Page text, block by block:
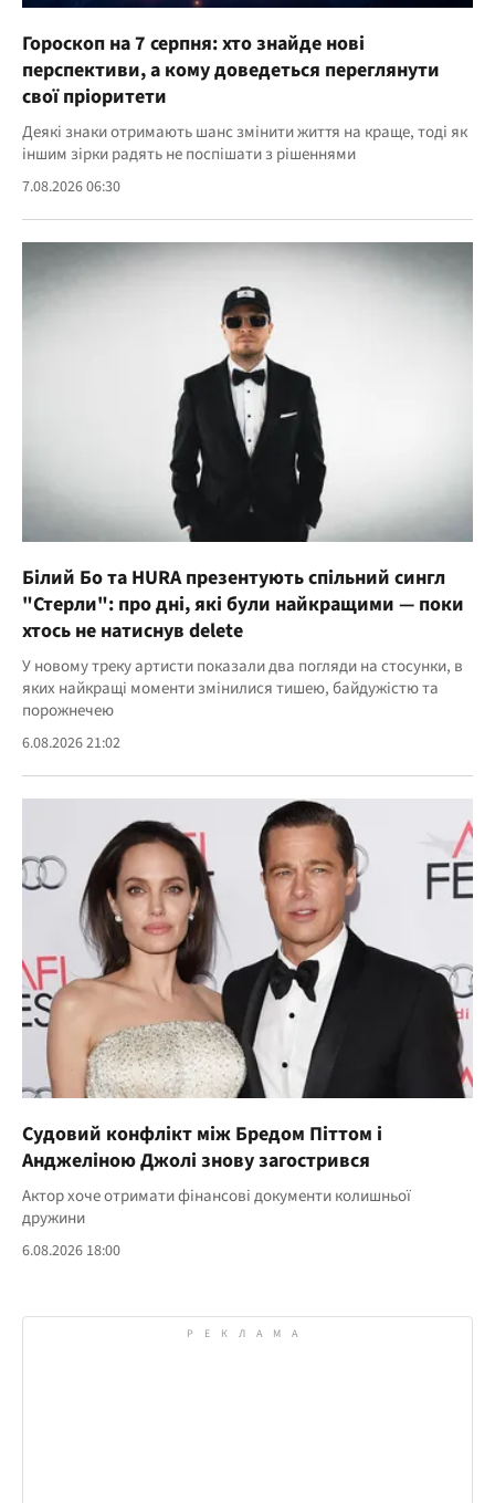
Гороскоп на 7 серпня: хто знайде нові
перспективи, а кому доведеться переглянути
свої пріоритети
Деякі знаки отримають шанс змінити життя на краще, тоді як
іншим зірки радять не поспішати з рішеннями
7.08.2026 06:30
Білий Бо та HURA презентують спільний сингл
"Стерли": про дні, які були найкращими — поки
хтось не натиснув delete
У новому треку артисти показали два погляди на стосунки, в
яких найкращі моменти змінилися тишею, байдужістю та
порожнечею
6.08.2026 21:02
Судовий конфлікт між Бредом Піттом і
Анджеліною Джолі знову загострився
Актор хоче отримати фінансові документи колишньої
дружини
6.08.2026 18:00